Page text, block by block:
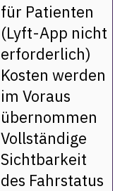
für Patienten
(Lyft-App nicht
erforderlich)
Kosten werden
im Voraus
übernommen
Vollständige
Sichtbarkeit
des Fahrstatus